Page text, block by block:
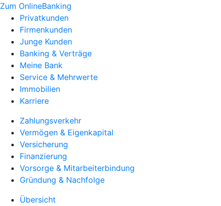
Zum OnlineBanking
Privatkunden
Firmenkunden
Junge Kunden
Banking & Verträge
Meine Bank
Service & Mehrwerte
Immobilien
Karriere
Zahlungsverkehr
Vermögen & Eigenkapital
Versicherung
Finanzierung
Vorsorge & Mitarbeiterbindung
Gründung & Nachfolge
Übersicht